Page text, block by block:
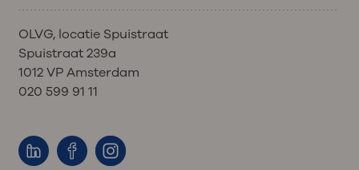
OLVG, locatie Spuistraat
Spuistraat 239a
1012 VP Amsterdam
020 599 91 11